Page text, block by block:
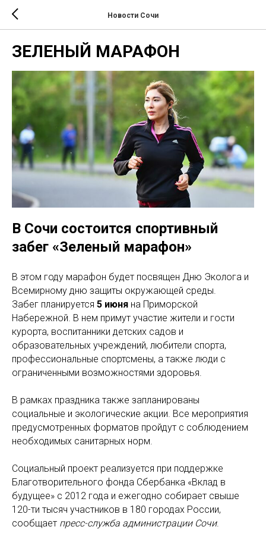
Новости Сочи
ЗЕЛЕНЫЙ МАРАФОН
В Сочи состоится спортивный
забег «Зеленый марафон»
В этом году марафон будет посвящен Дню Эколога и
Всемирному дню защиты окружающей среды.
Забег планируется 5 июня на Приморской
Набережной. В нем примут участие жители и гости
курорта, воспитанники детских садов и
образовательных учреждений, любители спорта,
профессиональные спортсмены, а также люди с
ограниченными возможностями здоровья.
В рамках праздника также запланированы
социальные и экологические акции. Все мероприятия
предусмотренных форматов пройдут с соблюдением
необходимых санитарных норм.
Социальный проект реализуется при поддержке
Благотворительного фонда Сбербанка «Вклад в
будущее» с 2012 года и ежегодно собирает свыше
120-ти тысяч участников в 180 городах России,
сообщает пресс-служба администрации Сочи.